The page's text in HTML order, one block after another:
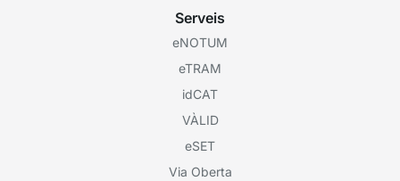
Serveis
eNOTUM
eTRAM
idCAT
VÀLID
eSET
Via Oberta